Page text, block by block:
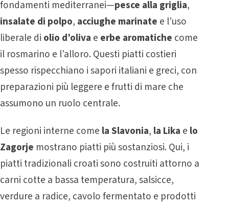
fondamenti mediterranei—pesce alla griglia,
insalate di polpo, acciughe marinate e l’uso
liberale di olio d’oliva e erbe aromatiche come
il rosmarino e l’alloro. Questi piatti costieri
spesso rispecchiano i sapori italiani e greci, con
preparazioni più leggere e frutti di mare che
assumono un ruolo centrale.
Le regioni interne come la Slavonia, la Lika e lo
Zagorje mostrano piatti più sostanziosi. Qui, i
piatti tradizionali croati sono costruiti attorno a
carni cotte a bassa temperatura, salsicce,
verdure a radice, cavolo fermentato e prodotti